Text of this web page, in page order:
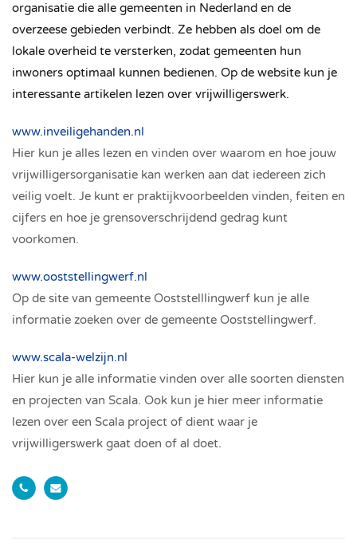
organisatie die alle gemeenten in Nederland en de
overzeese gebieden verbindt. Ze hebben als doel om de
lokale overheid te versterken, zodat gemeenten hun
inwoners optimaal kunnen bedienen. Op de website kun je
interessante artikelen lezen over vrijwilligerswerk.
www.inveiligehanden.nl
Hier kun je alles lezen en vinden over waarom en hoe jouw
vrijwilligersorganisatie kan werken aan dat iedereen zich
veilig voelt. Je kunt er praktijkvoorbeelden vinden, feiten en
cijfers en hoe je grensoverschrijdend gedrag kunt
voorkomen.
www.ooststellingwerf.nl
Op de site van gemeente Ooststelllingwerf kun je alle
informatie zoeken over de gemeente Ooststellingwerf.
www.scala-welzijn.nl
Hier kun je alle informatie vinden over alle soorten diensten
en projecten van Scala. Ook kun je hier meer informatie
lezen over een Scala project of dient waar je
vrijwilligerswerk gaat doen of al doet.